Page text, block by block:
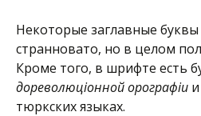
Некоторые заглавные
странновато, но в целом
Кроме того, в шрифте есть
дореволюціонной орѳографіи
тюркских языках.